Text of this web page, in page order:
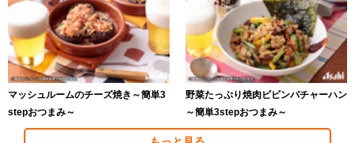
マッシュルームのチーズ焼き～簡単3
stepおつまみ～
野菜たっぷり焼肉ビビンバチャーハン
～簡単3stepおつまみ～